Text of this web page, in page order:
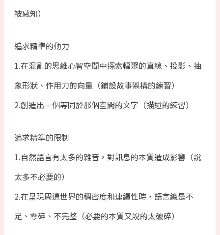
被感知）
追求精準的動力
1.在混亂的思維心智空間中探索輻聚的直線、投影、抽
象形狀、作用力的向量（鋪設故事架構的練習）
2.創造出一個等同於那個空間的文字（描述的練習）
追求精準的限制
1.自然語言有太多的雜音，對訊息的本質造成影響（說
太多不必要的）
2.在呈現周遭世界的稠密度和連續性時，語言總是不
足、零碎、不完整（必要的本質又說的太破碎）